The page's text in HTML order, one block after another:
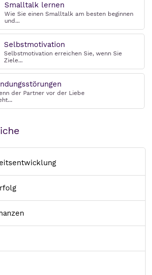
Smalltalk lernen
Wie Sie einen Smalltalk am besten beginnen
und...
Selbstmotivation
Selbstmotivation erreichen Sie, wenn Sie
Ziele...
der Partner vor der Liebe